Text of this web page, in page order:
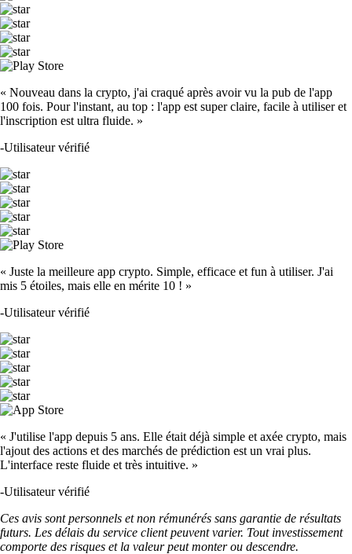
« Nouveau dans la crypto, j'ai craqué après avoir vu la pub de l'app
100 fois. Pour l'instant, au top : l'app est super claire, facile à utiliser et
l'inscription est ultra fluide. »
-Utilisateur vérifié
« Juste la meilleure app crypto. Simple, efficace et fun à utiliser. J'ai
mis 5 étoiles, mais elle en mérite 10 ! »
-Utilisateur vérifié
« J'utilise l'app depuis 5 ans. Elle était déjà simple et axée crypto, mais
l'ajout des actions et des marchés de prédiction est un vrai plus.
L'interface reste fluide et très intuitive. »
-Utilisateur vérifié
Ces avis sont personnels et non rémunérés sans garantie de résultats
futurs. Les délais du service client peuvent varier. Tout investissement
comporte des risques et la valeur peut monter ou descendre.